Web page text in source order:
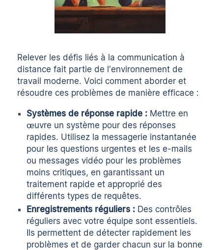
Relever les défis liés à la communication à
distance fait partie de l'environnement de
travail moderne. Voici comment aborder et
résoudre ces problèmes de manière efficace :
Systèmes de réponse rapide : Mettre en
œuvre un système pour des réponses
rapides. Utilisez la messagerie instantanée
pour les questions urgentes et les e-mails
ou messages vidéo pour les problèmes
moins critiques, en garantissant un
traitement rapide et approprié des
différents types de requêtes.
Enregistrements réguliers : Des contrôles
réguliers avec votre équipe sont essentiels.
Ils permettent de détecter rapidement les
problèmes et de garder chacun sur la bonne